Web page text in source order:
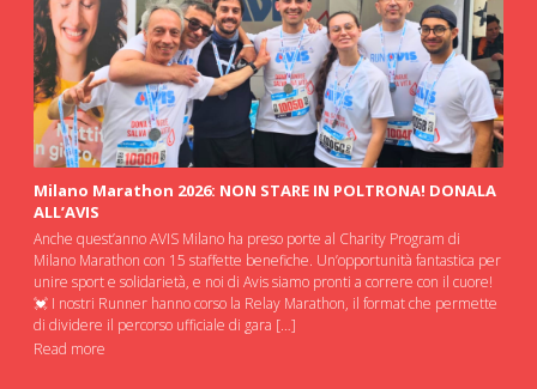
Milano Marathon 2026: NON STARE IN POLTRONA! DONALA
ALL’AVIS
Anche quest’anno AVIS Milano ha preso porte al Charity Program di
Milano Marathon con 15 staffette benefiche. Un’opportunità fantastica per
unire sport e solidarietà, e noi di Avis siamo pronti a correre con il cuore!
💓 I nostri Runner hanno corso la Relay Marathon, il format che permette
di dividere il percorso ufficiale di gara […]
Read more